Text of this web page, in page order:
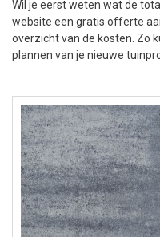
Wil je eerst weten wat de
website een gratis offerte
overzicht van de kosten. Zo
plannen van je nieuwe